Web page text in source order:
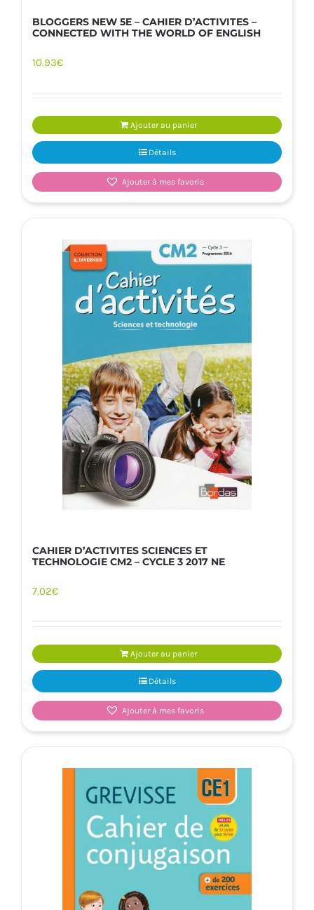
BLOGGERS NEW 5E – CAHIER D’ACTIVITES –
CONNECTED WITH THE WORLD OF ENGLISH
10.93€
Ajouter au panier
Détails
Ajouter à mes favoris
CAHIER D’ACTIVITES SCIENCES ET
TECHNOLOGIE CM2 – CYCLE 3 2017 NE
7.02€
Ajouter au panier
Détails
Ajouter à mes favoris